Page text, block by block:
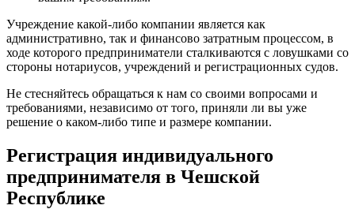
Учреждение какой-либо компании является как
административно, так и финансово затратным процессом, в
ходе которого предприниматели сталкиваются с ловушками со
стороны нотариусов, учреждений и регистрационных судов.
Не стесняйтесь обращаться к нам со своими вопросами и
требованиями, независимо от того, приняли ли вы уже
решение о каком-либо типе и размере компании.
Регистрация индивидуального
предпринимателя в Чешской
Республике